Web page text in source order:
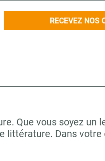
RECEVEZ NOS
Que vous soyez un
littérature. Dans